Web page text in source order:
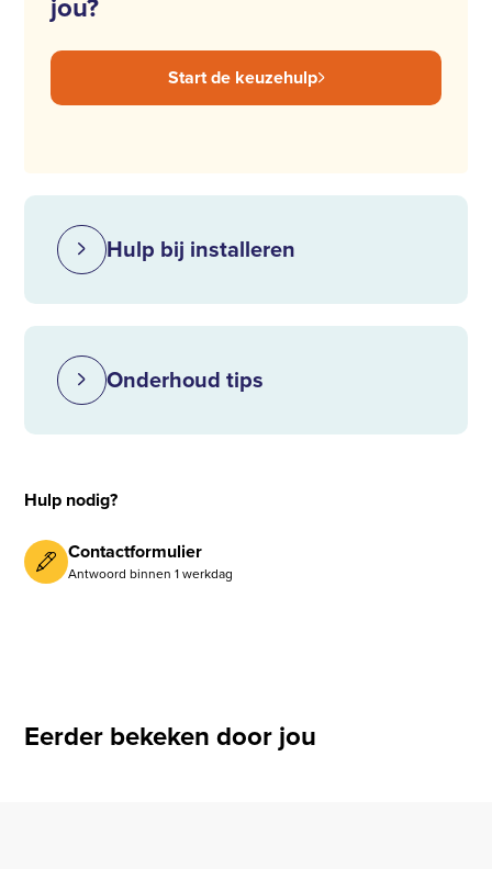
Start de keuzehulp
Hulp bij installeren
Onderhoud tips
Hulp nodig?
Contactformulier
Antwoord binnen 1 werkdag
Eerder bekeken door jou